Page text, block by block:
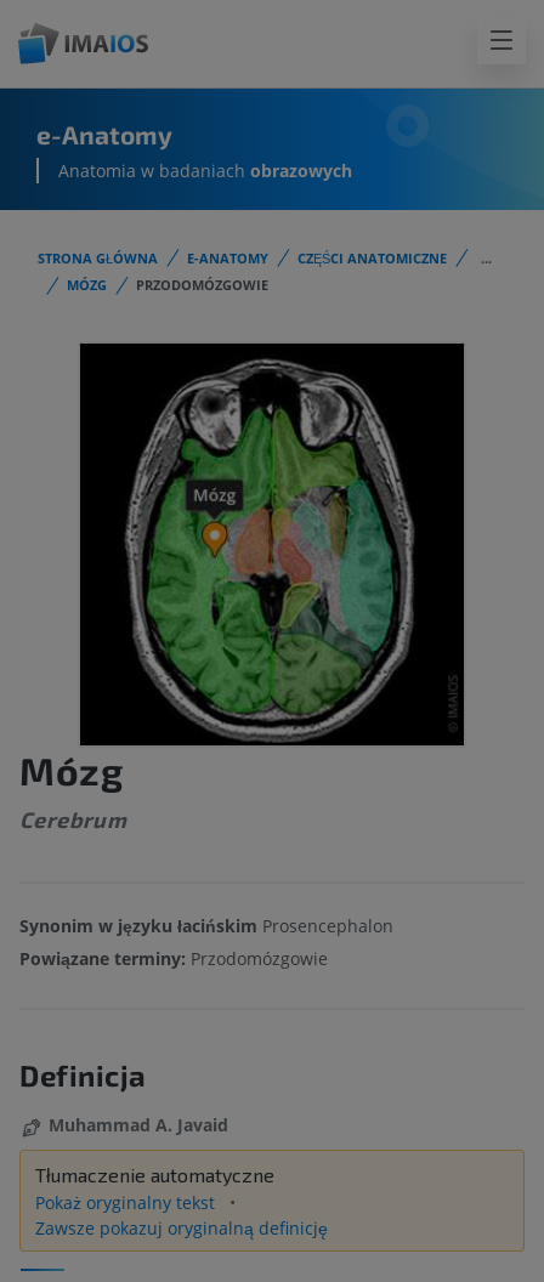
e-Anatomy
Anatomia w badaniach obrazowych
STRONA GŁÓWNA E-ANATOMY CZĘŚCI ANATOMICZNE
...
MÓZG
PRZODOMÓZGOWIE
Mózg
Cerebrum
Synonim w języku łacińskim Prosencephalon
Powiązane terminy: Przodomózgowie
Definicja
Muhammad A. Javaid
Tłumaczenie automatyczne
Pokaż oryginalny tekst
Zawsze pokazuj oryginalną definicję